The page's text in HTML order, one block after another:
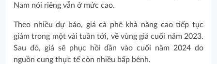
Nam nói riêng vẫn ở mức cao.
Theo nhiều dự báo, giá cà phê khả năng cao tiếp tục
giảm trong một vài tuần tới, về vùng giá cuối năm 2023.
Sau đó, giá sẽ phục hồi dần vào cuối năm 2024 do
nguồn cung thực tế còn nhiều bấp bênh.